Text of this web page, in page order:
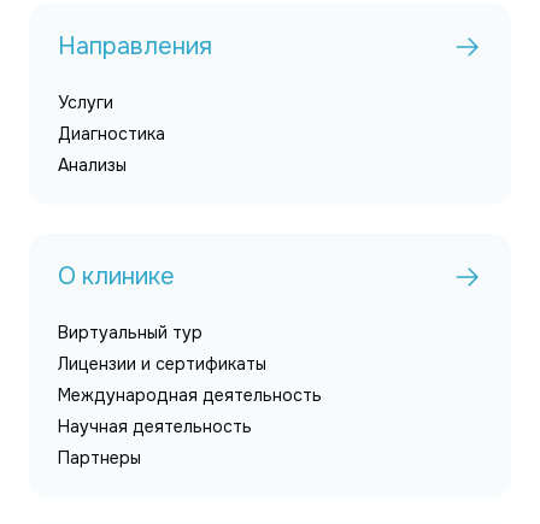
Направления
Услуги
Диагностика
Анализы
О клинике
Виртуальный тур
Лицензии и сертификаты
Международная деятельность
Научная деятельность
Партнеры